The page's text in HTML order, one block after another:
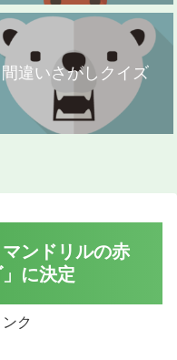
間違いさがしクイズ
マンドリルの赤
に決定
ク